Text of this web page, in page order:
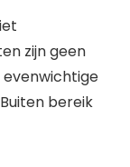
zijn geen
bereik